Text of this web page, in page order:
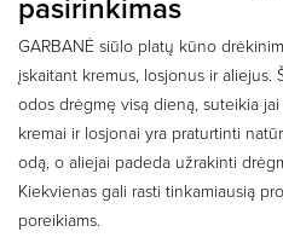
GARBANĖ siūlo platų kūno
įskaitant kremus, losjonus ir aliejus.
odos drėgmę visą dieną, suteikia
kremai ir losjonai yra praturtinti
odą, o aliejai padeda užrakinti
Kiekvienas gali rasti tinkamiausią
poreikiams.